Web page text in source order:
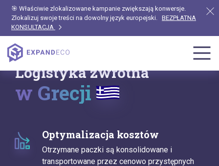
🎯 Właściwie zlokalizowane kampanie zwiększają konwersje.
Zlokalizuj swoje treści na dowolny język europejski. BEZPŁATNA
KONSULTACJA
Logistyka zwrotna
w Grecji
Optymalizacja kosztów
Otrzymane paczki są konsolidowane i
transportowane przez cenowo przystępnych